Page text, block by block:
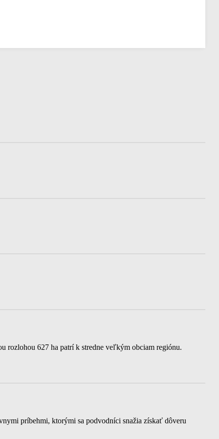
rozlohou 627 ha patrí k stredne veľkým obciam regiónu.
príbehmi, ktorými sa podvodníci snažia získať dôveru